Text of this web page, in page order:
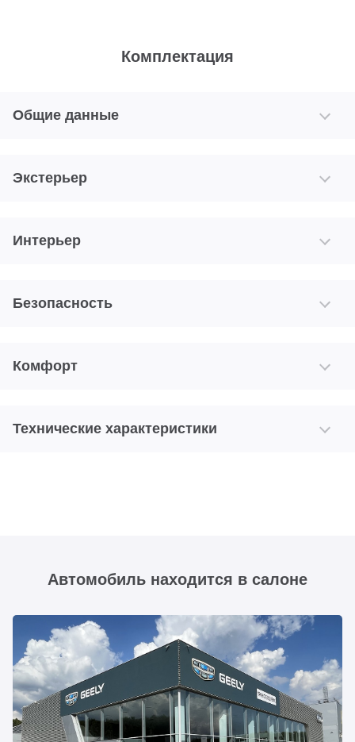
Комплектация
Общие данные
Экстерьер
Интерьер
Безопасность
Комфорт
Технические характеристики
Автомобиль находится в салоне